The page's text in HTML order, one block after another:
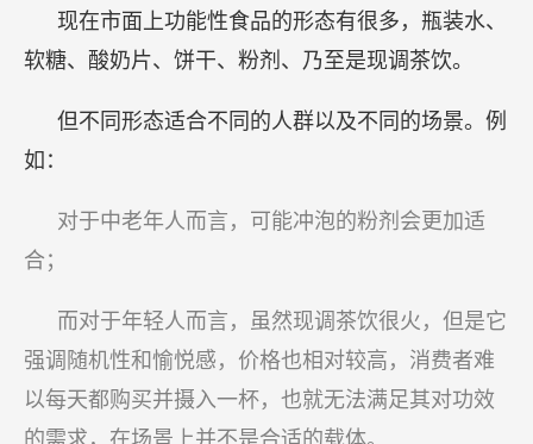
现在市面上功能性食品的形态有很多，瓶装水、
软糖、酸奶片、饼干、粉剂、乃至是现调茶饮。
但不同形态适合不同的人群以及不同的场景。例
如：
对于中老年人而言，可能冲泡的粉剂会更加适
合；
而对于年轻人而言，虽然现调茶饮很火，但是它
强调随机性和愉悦感，价格也相对较高，消费者难
以每天都购买并摄入一杯，也就无法满足其对功效
的需求，在场景上并不是合适的载体。